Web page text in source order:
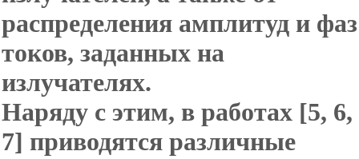
распределения амплитуд и фаз
токов, заданных на
излучателях.
Наряду с этим, в работах [5, 6,
7] приводятся различные